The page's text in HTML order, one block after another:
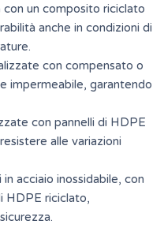
un composito riciclato
anche in condizioni di
con compensato o
impermeabile, garantendo
con pannelli di HDPE
alle variazioni
acciaio inossidabile, con
HDPE riciclato,